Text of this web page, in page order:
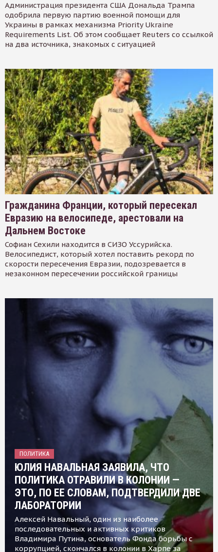
Администрация президента США Дональда Трампа
одобрила первую партию военной помощи для
Украины в рамках механизма Priority Ukraine
Requirements List. Об этом сообщает Reuters со ссылкой
на два источника, знакомых с ситуацией
Гражданина Франции, который пересекал
Евразию на велосипеде, арестовали на
Дальнем Востоке
Софиан Сехили находится в СИЗО Уссурийска.
Велосипедист, который хотел поставить рекорд по
скорости пересечения Евразии, подозревается в
незаконном пересечении российской границы
ПОЛИТИКА
ЮЛИЯ НАВАЛЬНАЯ ЗАЯВИЛА, ЧТО
ПОЛИТИКА ОТРАВИЛИ В КОЛОНИИ —
ЭТО, ПО ЕЕ СЛОВАМ, ПОДТВЕРДИЛИ ДВЕ
ЛАБОРАТОРИИ
Алексей Навальный, один из наиболее
последовательных и активных критиков
Владимира Путина, основатель Фонда борьбы с
коррупцией, скончался в колонии в Харпе за